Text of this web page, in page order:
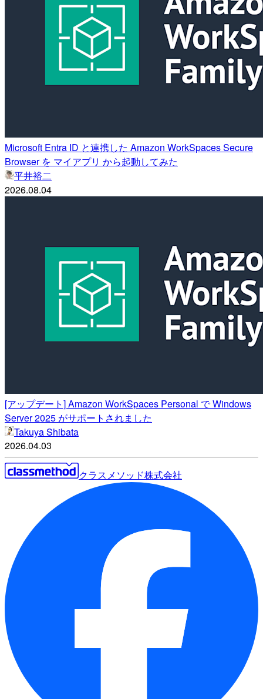
Microsoft Entra ID と連携した Amazon WorkSpaces Secure
Browser を マイアプリ から起動してみた
平井裕二
2026.08.04
[アップデート] Amazon WorkSpaces Personal で Windows
Server 2025 がサポートされました
Takuya Shibata
2026.04.03
クラスメソッド株式会社